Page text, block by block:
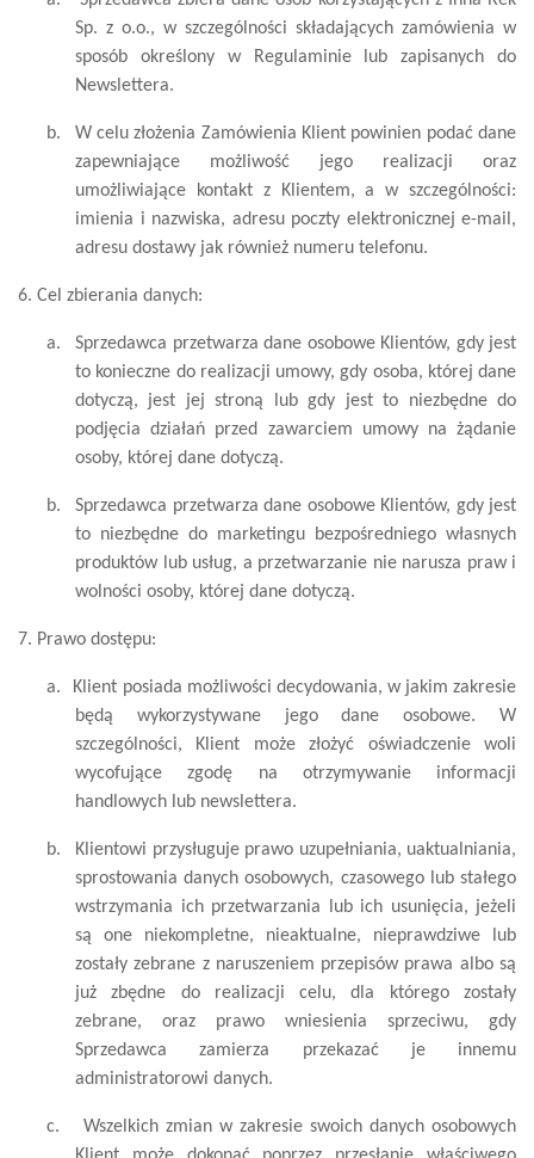
Sp. z o.o., w szczególności składających zamówienia w
sposób określony w Regulaminie lub zapisanych do
Newslettera.
b.
W celu złożenia Zamówienia Klient powinien podać dane
zapewniające możliwość jego realizacji oraz
umożliwiające kontakt z Klientem, a w szczególności:
imienia i nazwiska, adresu poczty elektronicznej e-mail,
adresu dostawy jak również numeru telefonu.
6. Cel zbierania danych:
a.
Sprzedawca przetwarza dane osobowe Klientów, gdy jest
to konieczne do realizacji umowy, gdy osoba, której dane
dotyczą, jest jej stroną lub gdy jest to niezbędne do
podjęcia działań przed zawarciem umowy na żądanie
osoby, której dane dotyczą.
b.
Sprzedawca przetwarza dane osobowe Klientów, gdy jest
to niezbędne do marketingu bezpośredniego własnych
produktów lub usług, a przetwarzanie nie narusza praw i
wolności osoby, której dane dotyczą.
7. Prawo dostępu:
a.
Klient posiada możliwości decydowania, w jakim zakresie
będą wykorzystywane jego dane osobowe. W
szczególności, Klient może złożyć oświadczenie woli
wycofujące zgodę na otrzymywanie informacji
handlowych lub newslettera.
b.
Klientowi przysługuje prawo uzupełniania, uaktualniania,
sprostowania danych osobowych, czasowego lub stałego
wstrzymania ich przetwarzania lub ich usunięcia, jeżeli
są one niekompletne, nieaktualne, nieprawdziwe lub
zostały zebrane z naruszeniem przepisów prawa albo są
już zbędne do realizacji celu, dla którego zostały
zebrane, oraz prawo wniesienia sprzeciwu, gdy
Sprzedawca zamierza przekazać je innemu
administratorowi danych.
c.
Wszelkich zmian w zakresie swoich danych osobowych